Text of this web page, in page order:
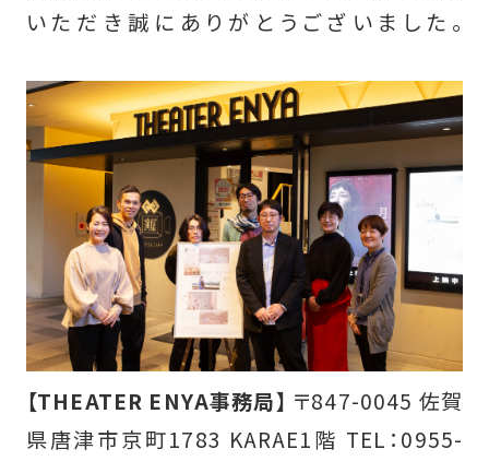
いただき誠にありがとうございました。
【THEATER ENYA事務局】 〒847-0045 佐賀
県唐津市京町1783 KARAE1階 TEL：0955-